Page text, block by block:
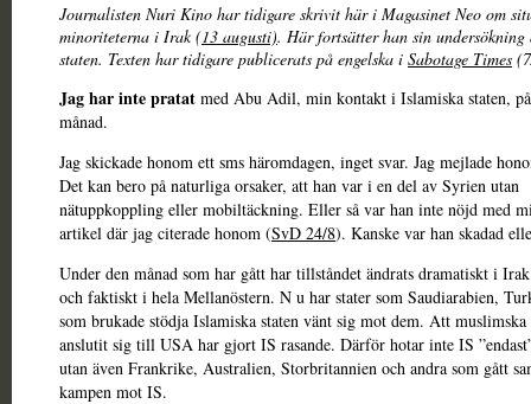
Journalisten Nuri Kino har tidigare skrivit här i Magasinet Neo om
minoriteterna i Irak (13 augusti). Här fortsätter han sin undersökning
staten. Texten har tidigare publicerats på engelska i Sabotage Times
Jag har inte pratat med Abu Adil, min kontakt i Islamiska staten,
månad.
Jag skickade honom ett sms häromdagen, inget svar. Jag mejlade
Det kan bero på naturliga orsaker, att han var i en del av Syrien utan
nätuppkoppling eller mobiltäckning. Eller så var han inte nöjd med
artikel där jag citerade honom (SvD 24/8). Kanske var han skadad
Under den månad som har gått har tillståndet ändrats dramatiskt i
och faktiskt i hela Mellanöstern. N u har stater som Saudiarabien,
som brukade stödja Islamiska staten vänt sig mot dem. Att
anslutit sig till USA har gjort IS rasande. Därför hotar inte IS
utan även Frankrike, Australien, Storbritannien och andra som gått
kampen mot IS.